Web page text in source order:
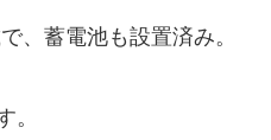
、蓄電池も設置済み。
。